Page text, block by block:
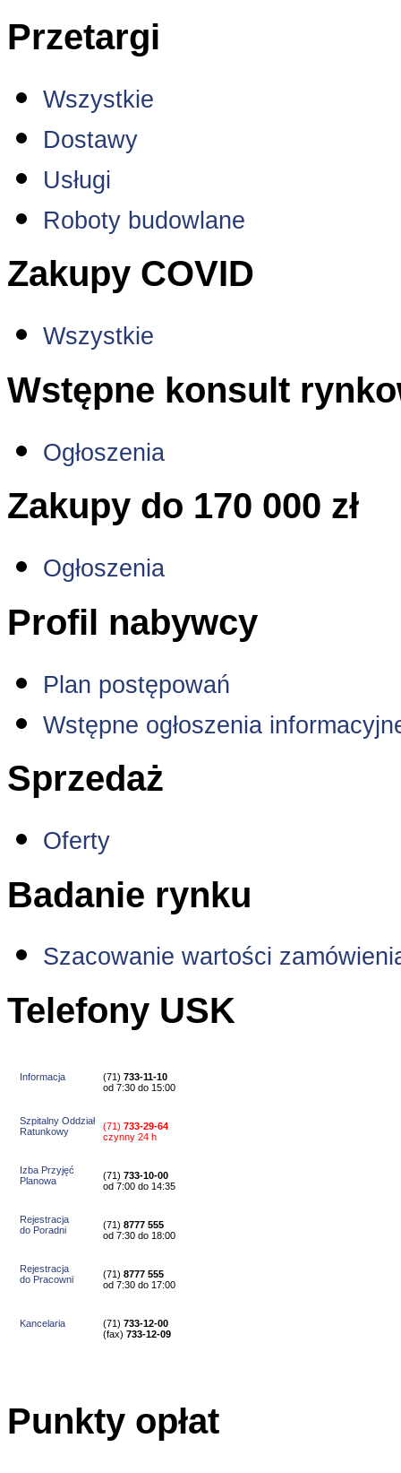
Przetargi
Wszystkie
Dostawy
Usługi
Roboty budowlane
Zakupy COVID
Wszystkie
Wstępne konsult
Ogłoszenia
Zakupy do 170 000 zł
Ogłoszenia
Profil nabywcy
Plan postępowań
Wstępne ogłoszenia
Sprzedaż
Oferty
Badanie rynku
Szacowanie wartości
Telefony USK
Informacja (71) 733-11-10
od 7:30 do 15:00
Szpitalny Oddział
Ratunkowy
(71) 733-29-64
czynny 24 h
Izba Przyjęć
Planowa
(71) 733-10-00
od 7:00 do 14:35
Rejestracja
do Poradni
(71) 8777 555
od 7:30 do 18:00
Rejestracja
do Pracowni
(71) 8777 555
od 7:30 do 17:00
Kancelaria (71) 733-12-00
(fax) 733-12-09
Punkty opłat